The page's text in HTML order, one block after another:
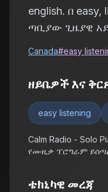
english. በ
ጣቢያው ጊዜያዊ
Canada#easy
ዘይቤዎች እና
easy listening
Calm Radio - Solo
የሙዚቃ ፕሮግራም
ቴክኒካዊ መረጃ